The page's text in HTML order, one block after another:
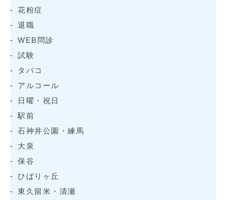
花粉症
退職
WEB問診
試験
タバコ
アルコール
日曜・祝日
駅前
石神井公園・練馬
大泉
保谷
ひばりヶ丘
東久留米・清瀬